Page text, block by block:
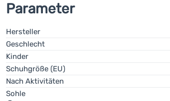
Parameter
Hersteller
Geschlecht
Kinder
Schuhgröße (EU)
Nach Aktivitäten
Sohle